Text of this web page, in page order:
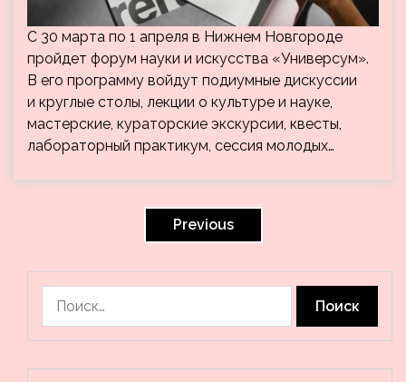
С 30 марта по 1 апреля в Нижнем Новгороде
пройдет форум науки и искусства «Универсум».
В его программу войдут подиумные дискуссии
и круглые столы, лекции о культуре и науке,
мастерские, кураторские экскурсии, квесты,
лабораторный практикум, сессия молодых…
Previous